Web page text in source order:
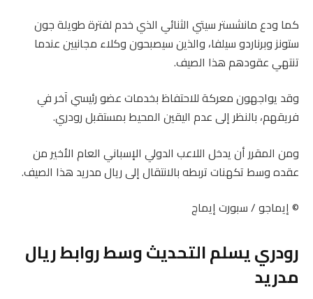
كما ودع مانشستر سيتي الثنائي الذي خدم لفترة طويلة جون
ستونز وبرناردو سيلفا، والذين سيصبحون وكلاء مجانيين عندما
تنتهي عقودهم هذا الصيف.
وقد يواجهون معركة للاحتفاظ بخدمات عضو رئيسي آخر في
فريقهم، بالنظر إلى عدم اليقين المحيط بمستقبل رودري.
ومن المقرر أن يدخل اللاعب الدولي الإسباني العام الأخير من
عقده وسط تكهنات تربطه بالانتقال إلى ريال مدريد هذا الصيف.
© إيماجو / سبورت إيماج
رودري يسلم التحديث وسط روابط ريال
مدريد